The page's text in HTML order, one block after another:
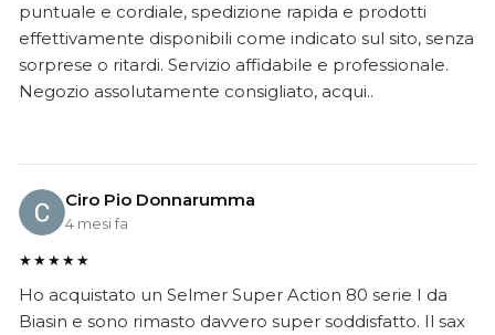
puntuale e cordiale, spedizione rapida e prodotti
effettivamente disponibili come indicato sul sito, senza
sorprese o ritardi. Servizio affidabile e professionale.
Negozio assolutamente consigliato, acqui..
Ciro Pio Donnarumma
4 mesi fa
★★★★★
Ho acquistato un Selmer Super Action 80 serie I da
Biasin e sono rimasto davvero super soddisfatto. Il sax